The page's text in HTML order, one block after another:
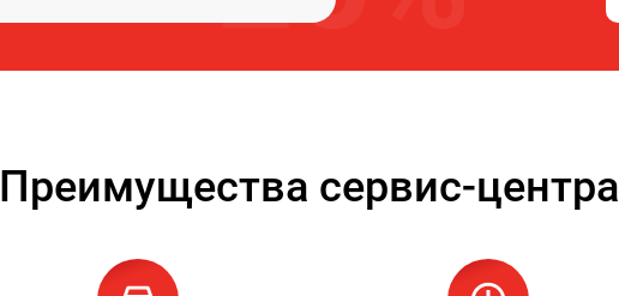
Преимущества сервис-центра